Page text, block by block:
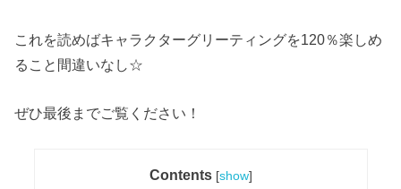
これを読めばキャラクターグリーティングを120％楽しめ
ること間違いなし☆
ぜひ最後までご覧ください！
Contents [show]